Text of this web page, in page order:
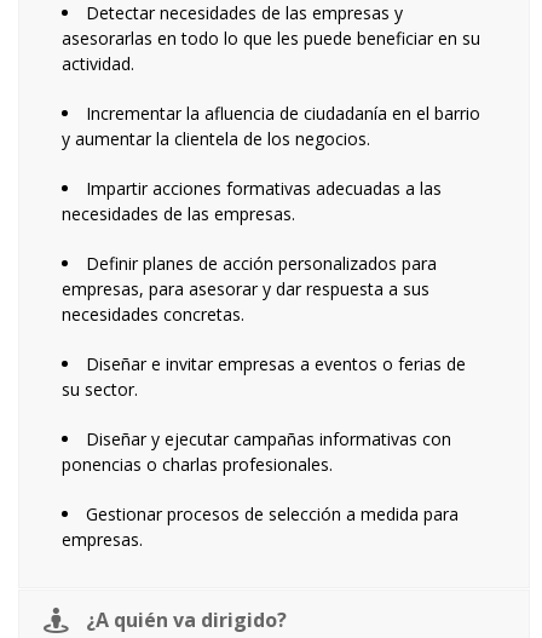
Detectar necesidades de las empresas y
asesorarlas en todo lo que les puede beneficiar en su
actividad.
Incrementar la afluencia de ciudadanía en el barrio
y aumentar la clientela de los negocios.
Impartir acciones formativas adecuadas a las
necesidades de las empresas.
Definir planes de acción personalizados para
empresas, para asesorar y dar respuesta a sus
necesidades concretas.
Diseñar e invitar empresas a eventos o ferias de
su sector.
Diseñar y ejecutar campañas informativas con
ponencias o charlas profesionales.
Gestionar procesos de selección a medida para
empresas.
¿A quién va dirigido?